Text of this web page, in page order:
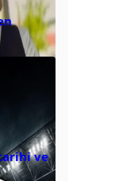
ve